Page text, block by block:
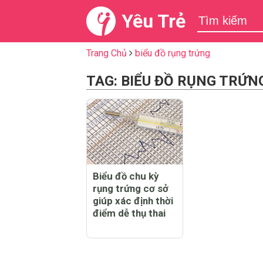
Yêu Trẻ
Trang Chủ biểu đồ rụng trứng
TAG: BIỂU ĐỒ RỤNG
Biểu đồ chu kỳ
rụng trứng cơ sở
giúp xác định thời
điểm dễ thụ thai